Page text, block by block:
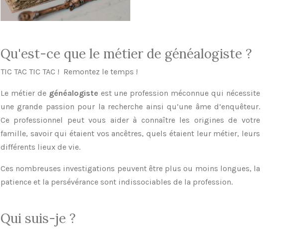
Qu'est-ce que le métier de généalogiste ?
TIC TAC TIC TAC ! Remontez le temps !
Le métier de généalogiste est une profession méconnue qui nécessite
une grande passion pour la recherche ainsi qu’une âme d’enquêteur.
Ce professionnel peut vous aider à connaître les origines de votre
famille, savoir qui étaient vos ancêtres, quels étaient leur métier, leurs
différents lieux de vie.
Ces nombreuses investigations peuvent être plus ou moins longues, la
patience et la persévérance sont indissociables de la profession.
Qui suis-je ?